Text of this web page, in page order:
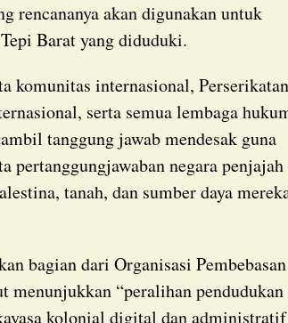
rencananya akan digunakan untuk
Barat yang diduduki.
serta semua lembaga
tanggung jawab mendesak guna
negara penjajah
tanah, dan sumber daya
menunjukkan “peralihan
kolonial digital dan